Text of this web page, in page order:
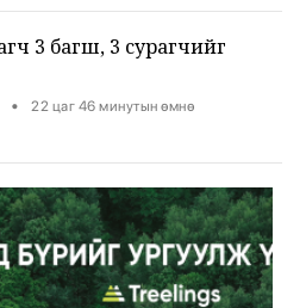
• 22 цаг 46 минутын өмнө